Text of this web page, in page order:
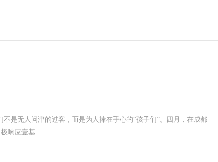
是无人问津的过客，而是为人捧在手心的“孩子们”。四月，在成都
响应壹基